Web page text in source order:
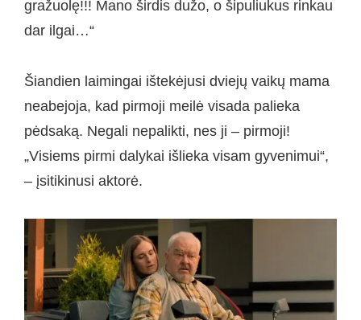
gražuolę!!! Mano širdis dužo, o šipuliukus rinkau
dar ilgai…“
Šiandien laimingai ištekėjusi dviejų vaikų mama
neabejoja, kad pirmoji meilė visada palieka
pėdsaką. Negali nepalikti, nes ji – pirmoji!
„Visiems pirmi dalykai išlieka visam gyvenimui“,
– įsitikinusi aktorė.